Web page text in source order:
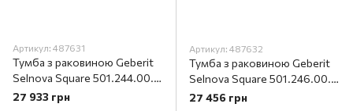
Артикул: 487631
Тумба з раковиною Geberit
Selnova Square 501.244.00.1
підвісна 100 см білий
27 933 грн
Артикул: 487632
Тумба з раковиною Geberit
Selnova Square 501.246.00.1
підвісна 100 см горіх темний
27 456 грн